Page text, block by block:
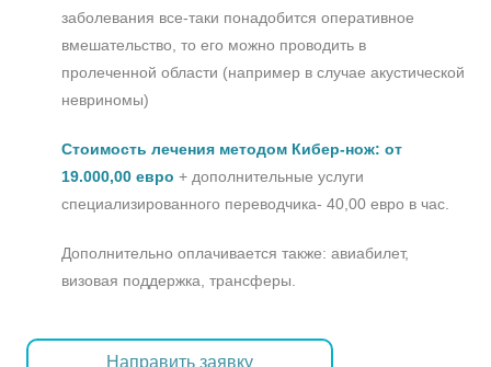
заболевания все-таки понадобится оперативное
вмешательство, то его можно проводить в
пролеченной области (например в случае акустической
невриномы)
Стоимость лечения методом Кибер-нож: от
19.000,00 евро + дополнительные услуги
специализированного переводчика- 40,00 евро в час.
Дополнительно оплачивается также: авиабилет,
визовая поддержка, трансферы.
Направить заявку